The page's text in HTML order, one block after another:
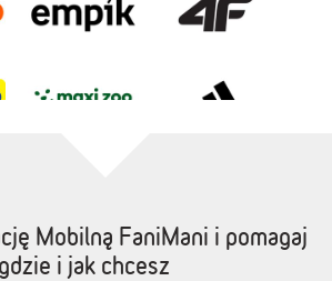
Mobilną FaniMani i pomagaj
gdzie i jak chcesz